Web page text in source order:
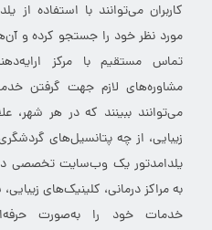
کاربران می‌توانند با استفاده از
مورد نظر خود را جستجو کرده و
تماس مستقیم با مرکز
مشاوره‌های لازم جهت گرفتن
می‌توانند ببینند که در هر شهر،
زیبایی، از چه پتانسیل‌های
یلدامدتور یک وب‌سایت تخصصی
به مراکز درمانی، کلینیک‌های
خدمات خود را به‌صورت